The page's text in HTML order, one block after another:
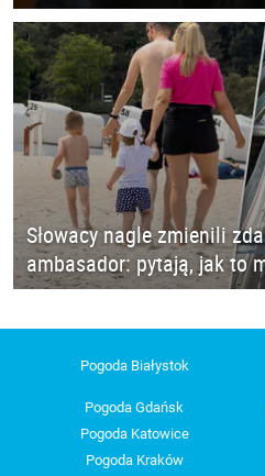
Słowacy nagle zmienili
ambasador: pytają, jak to
Pogoda Białystok
Pogoda Gdańsk
Pogoda Katowice
Pogoda Kraków